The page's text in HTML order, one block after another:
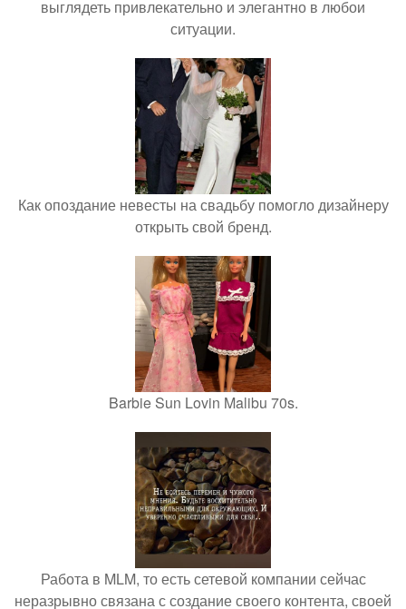
выглядеть привлекательно и элегантно в любои
ситуации.
Как опоздание невесты на свадьбу помогло дизайнеру
открыть свой бренд.
Barbie Sun Lovin Malibu 70s.
Работа в MLM, то есть сетевой компании сейчас
неразрывно связана с создание своего контента, своей